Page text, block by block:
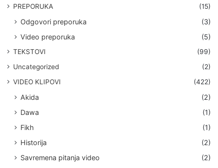
PREPORUKA (15)
Odgovori preporuka
(3)
Video preporuka
(5)
TEKSTOVI
(99)
Uncategorized
(2)
VIDEO KLIPOVI
(422)
Akida
(2)
Dawa
(1)
Fikh
(1)
Historija
(2)
Savremena pitanja video
(2)